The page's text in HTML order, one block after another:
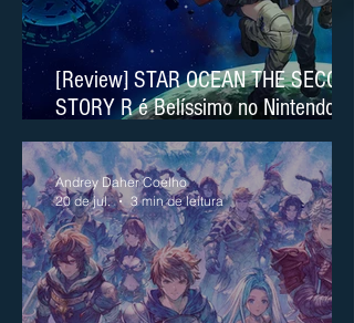
[Review] STAR OCEAN THE SECOND
STORY R é Belíssimo no Nintendo
Switch 2
Andrey Daher Coelho
20 de jul.
3 min de leitura